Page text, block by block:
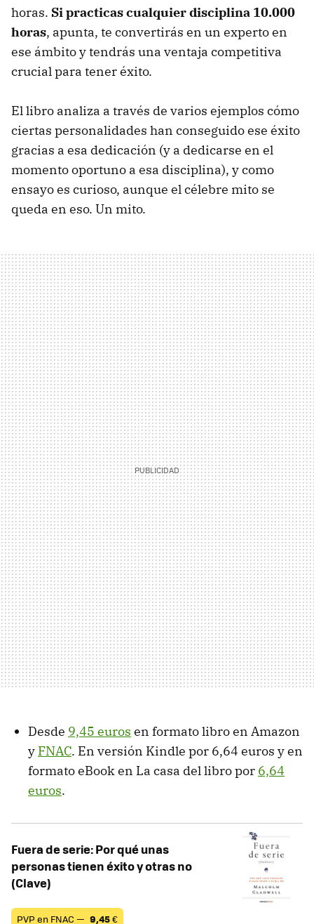
horas. Si practicas cualquier disciplina 10.000
horas, apunta, te convertirás en un experto en
ese ámbito y tendrás una ventaja competitiva
crucial para tener éxito.
El libro analiza a través de varios ejemplos cómo
ciertas personalidades han conseguido ese éxito
gracias a esa dedicación (y a dedicarse en el
momento oportuno a esa disciplina), y como
ensayo es curioso, aunque el célebre mito se
queda en eso. Un mito.
Desde 9,45 euros en formato libro en Amazon
y FNAC. En versión Kindle por 6,64 euros y en
formato eBook en La casa del libro por 6,64
euros.
Fuera de serie: Por qué unas
personas tienen éxito y otras no
(Clave)
PVP en FNAC — 9,45€